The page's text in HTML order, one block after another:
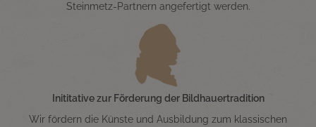
Steinmetz-Partnern angefertigt werden.
Inititative zur Förderung der Bildhauertradition
Wir fördern die Künste und Ausbildung zum klassischen